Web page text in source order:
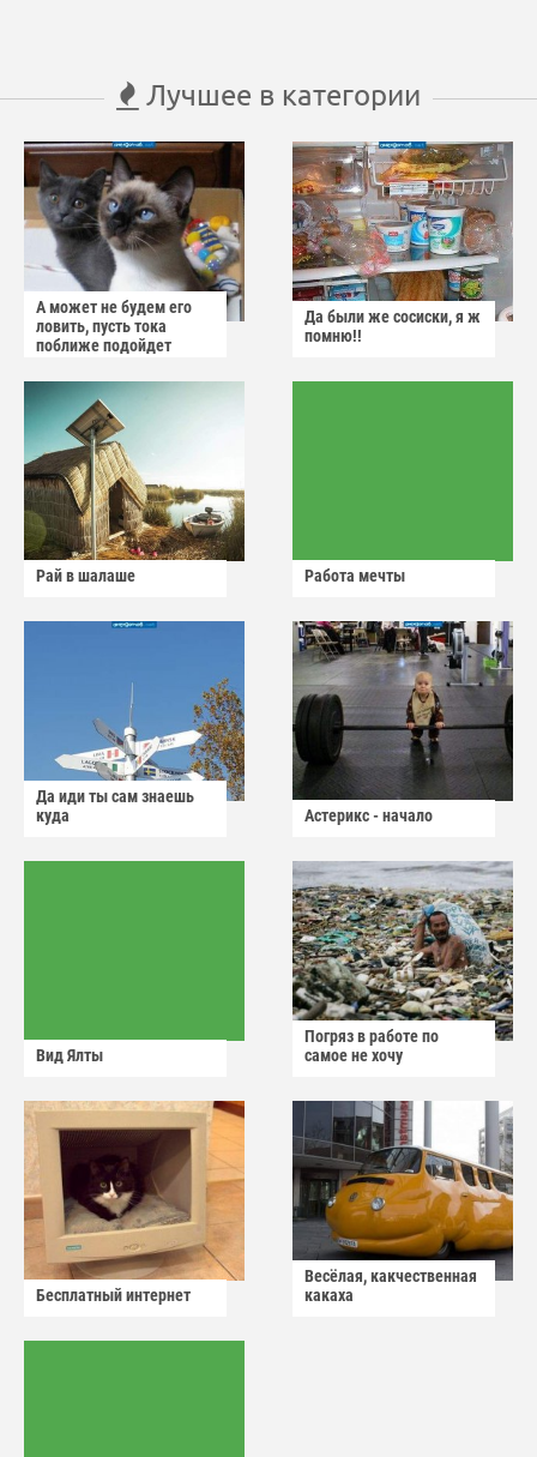
Лучшее в категории
А может не будем его
ловить, пусть тока
поближе подойдет
Да были же сосиски, я ж
помню!!
Рай в шалаше Работа мечты
Да иди ты сам знаешь
куда
Астерикс - начало
Вид Ялты
Погряз в работе по
самое не хочу
Бесплатный интернет
Весёлая, какчественная
какаха